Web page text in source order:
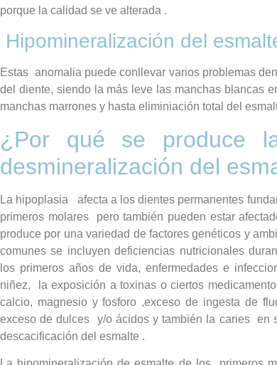
porque la calidad se ve alterada .
Hipomineralización del
Estas anomalia puede conllevar varios problemas
del diente, siendo la más leve las manchas blancas
manchas marrones y hasta eliminiación total del
¿Por qué se produce
desmineralización del
La hipoplasia afecta a los dientes permanentes
primeros molares pero también pueden estar
produce por una variedad de factores genéticos y
comunes se incluyen deficiencias nutricionales
los primeros años de vida, enfermedades e
niñez, la exposición a toxinas o ciertos
calcio, magnesio y fosforo ,exceso de ingesta de
exceso de dulces y/o ácidos y también la caries en
descacificación del esmalte .